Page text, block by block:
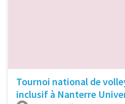
Tournoi national de
inclusif à Nanterre